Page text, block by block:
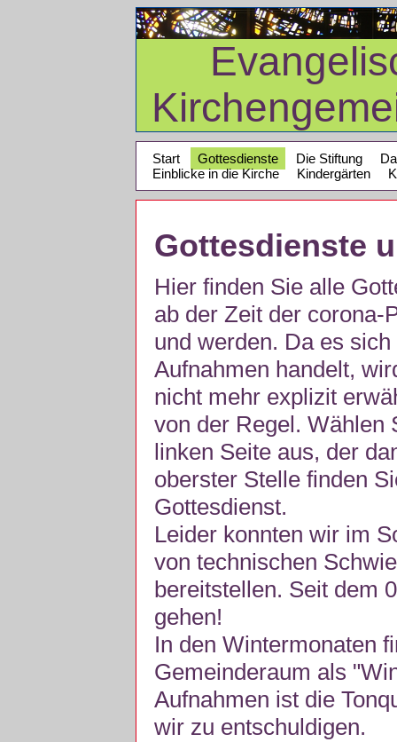
Start Gottesdienste Die Stiftung
Einblicke in die Kirche
Kindergärten
Gottesdienste
Hier finden Sie alle
ab der Zeit der corona-
und werden. Da es
Aufnahmen handelt,
nicht mehr explizit
von der Regel. Wählen
linken Seite aus, der
oberster Stelle finden
Gottesdienst.
Leider konnten wir im
von technischen
bereitstellen. Seit dem
gehen!
In den Wintermonaten
Gemeinderaum als
Aufnahmen ist die
wir zu entschuldigen.